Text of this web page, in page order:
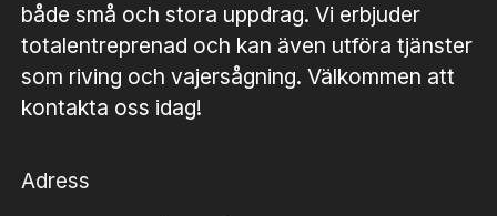
både små och stora uppdrag. Vi erbjuder
totalentreprenad och kan även utföra tjänster
som riving och vajersågning. Välkommen att
kontakta oss idag!
Adress